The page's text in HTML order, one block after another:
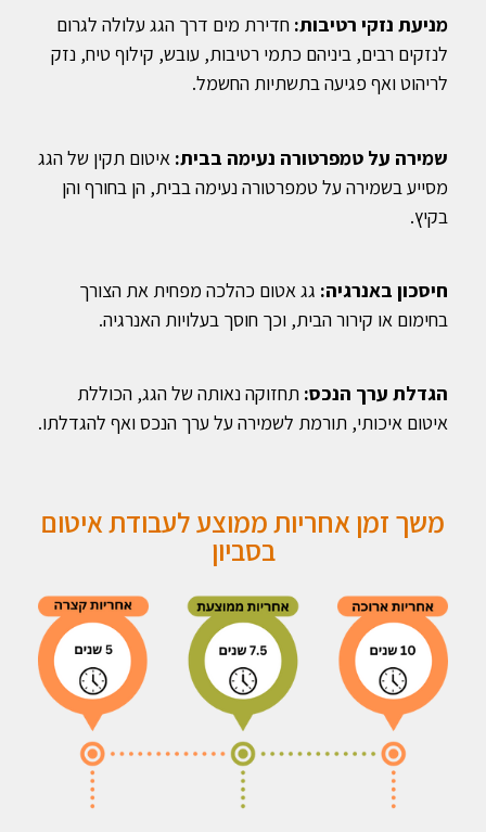
מניעת נזקי רטיבות: חדירת מים דרך הגג עלולה לגרום
לנזקים רבים, ביניהם כתמי רטיבות, עובש, קילוף טיח, נזק
לריהוט ואף פגיעה בתשתיות החשמל.
שמירה על טמפרטורה נעימה בבית: איטום תקין של הגג
מסייע בשמירה על טמפרטורה נעימה בבית, הן בחורף והן
בקיץ.
חיסכון באנרגיה: גג אטום כהלכה מפחית את הצורך
בחימום או קירור הבית, וכך חוסך בעלויות האנרגיה.
הגדלת ערך הנכס: תחזוקה נאותה של הגג, הכוללת
איטום איכותי, תורמת לשמירה על ערך הנכס ואף להגדלתו.
משך זמן אחריות ממוצע לעבודת איטום
בסביון